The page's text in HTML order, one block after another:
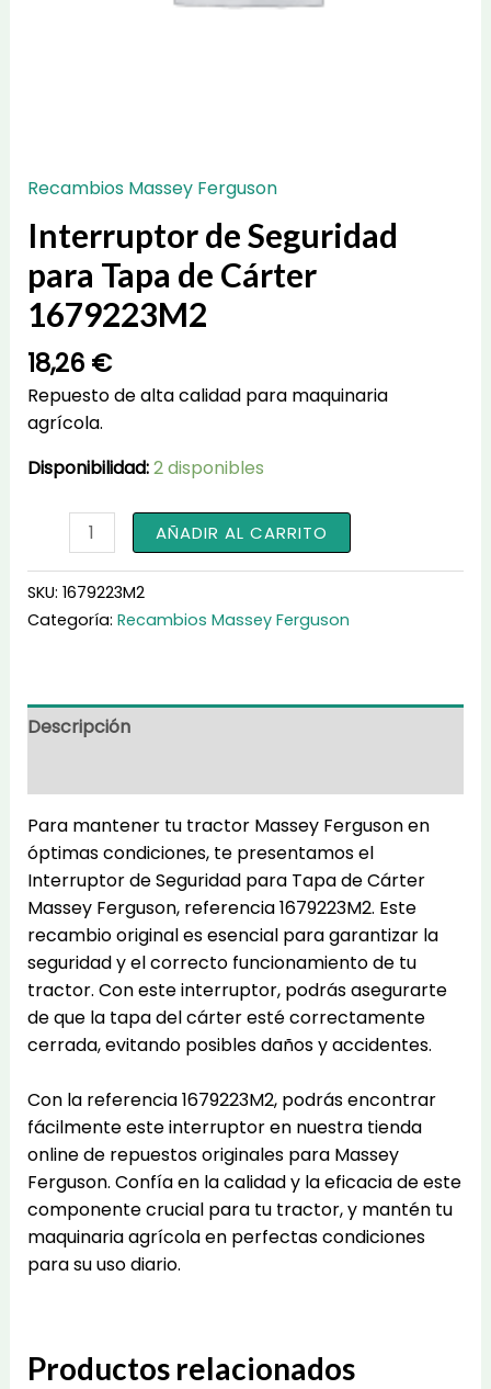
Recambios Massey Ferguson
Interruptor de Seguridad
para Tapa de Cárter
1679223M2
18,26 €
Repuesto de alta calidad para maquinaria
agrícola.
Disponibilidad:2 disponibles
Interruptor
Seguridad
Tapa
1679223M2
cantidad
AÑADIR AL CARRITO
SKU: 1679223M2
Categoría: Recambios Massey Ferguson
Descripción
Para mantener tu tractor Massey Ferguson en
óptimas condiciones, te presentamos el
Interruptor de Seguridad para Tapa de Cárter
Massey Ferguson, referencia 1679223M2. Este
recambio original es esencial para garantizar la
seguridad y el correcto funcionamiento de tu
tractor. Con este interruptor, podrás asegurarte
de que la tapa del cárter esté correctamente
cerrada, evitando posibles daños y accidentes.
Con la referencia 1679223M2, podrás encontrar
fácilmente este interruptor en nuestra tienda
online de repuestos originales para Massey
Ferguson. Confía en la calidad y la eficacia de este
componente crucial para tu tractor, y mantén tu
maquinaria agrícola en perfectas condiciones
para su uso diario.
Productos relacionados